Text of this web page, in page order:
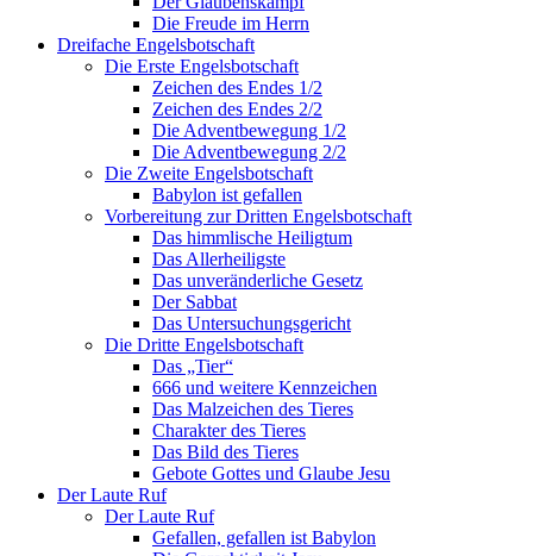
Die Freude im Herrn
Dreifache Engelsbotschaft
Die Erste Engelsbotschaft
Zeichen des Endes 1/2
Zeichen des Endes 2/2
Die Adventbewegung 1/2
Die Adventbewegung 2/2
Die Zweite Engelsbotschaft
Babylon ist gefallen
Vorbereitung zur Dritten Engelsbotschaft
Das himmlische Heiligtum
Das Allerheiligste
Das unveränderliche Gesetz
Der Sabbat
Das Untersuchungsgericht
Die Dritte Engelsbotschaft
Das „Tier“
666 und weitere Kennzeichen
Das Malzeichen des Tieres
Charakter des Tieres
Das Bild des Tieres
Gebote Gottes und Glaube Jesu
Der Laute Ruf
Der Laute Ruf
Gefallen, gefallen ist Babylon